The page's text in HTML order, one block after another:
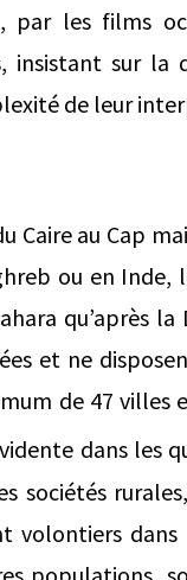
par les films
insistant sur la
de leur
Caire au Cap
ou en
qu’après la
et ne
de 47 villes
dans les
sociétés rurales,
volontiers